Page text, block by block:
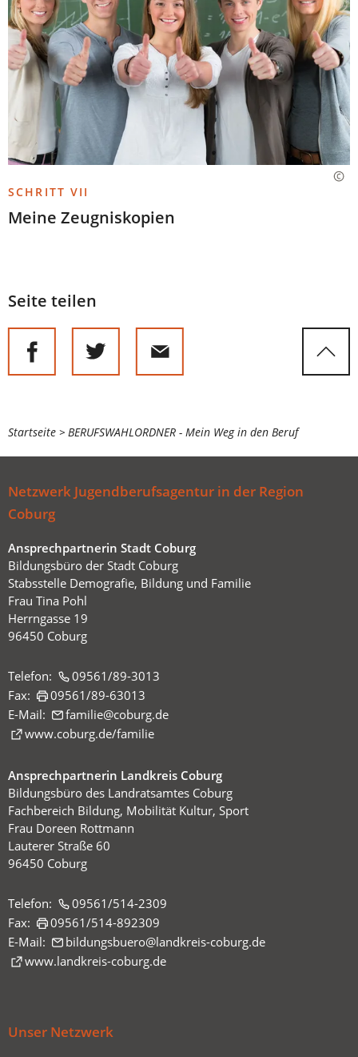
SCHRITT VII
Meine Zeugniskopien
Seite teilen
Sie
befinden
sich
hier:
Startseite BERUFSWAHLORDNER - Mein Weg in den Beruf
Netzwerk Jugendberufsagentur in der Region
Coburg
Ansprechpartnerin Stadt Coburg
Bildungsbüro der Stadt Coburg
Stabsstelle Demografie, Bildung und Familie
Frau Tina Pohl
Herrngasse 19
96450 Coburg
Telefon:
09561/89-3013
Fax:
09561/89-63013
E-Mail:
familie coburg de
www.coburg.de/familie
(Öffnet
einem
neuen
Tab)
Ansprechpartnerin Landkreis Coburg
Bildungsbüro des Landratsamtes Coburg
Fachbereich Bildung, Mobilität Kultur, Sport
Frau Doreen Rottmann
Lauterer Straße 60
96450 Coburg
Telefon:
09561/514-2309
Fax:
09561/514-892309
E-Mail:
bildungsbuero landkreis-coburg de
www.landkreis-coburg.de
(Öffnet
Tab)
Unser Netzwerk